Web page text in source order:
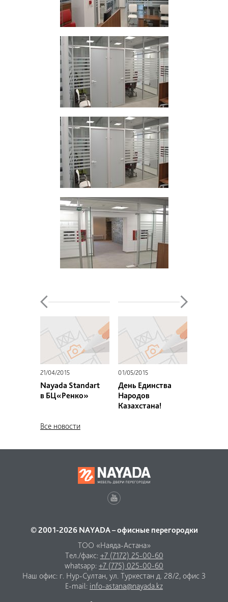
21/04/2015
Nayada Standart
в БЦ«Ренко»
01/05/2015
День Единства
Народов
Казахстана!
Все новости
© 2001-2026 NAYADA – офисные перегородки
ТОО «Наяда-Астана»
Тел./факс: +7 (7172) 25-00-60
whatsapp: +7 (775) 025-00-60
Наш офис: г. Нур-Султан, ул. Туркестан д. 28/2, офис 3
E-mail: info-astana@nayada.kz